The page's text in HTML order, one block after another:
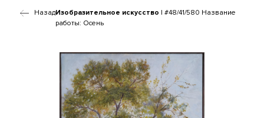
НазадИзобразительное искусство | #48/41/580 Название
работы: Осень